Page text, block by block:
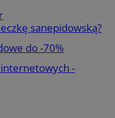
sanepidowską?
do -70%
-